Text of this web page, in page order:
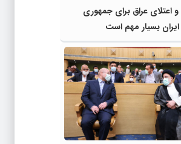
و اعتلای عراق برای جمهوری
بسیار مهم است